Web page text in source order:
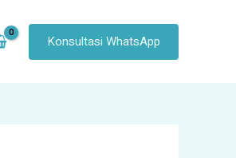
Konsultasi WhatsApp